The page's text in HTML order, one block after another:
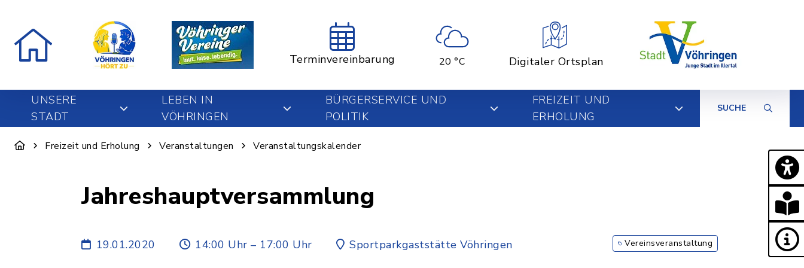
Terminvereinbarung 20 °C Digitaler Ortsplan
UNSERE
STADT
LEBEN IN
VÖHRINGEN
BÜRGERSERVICE UND
POLITIK
FREIZEIT UND
ERHOLUNG
SUCHE
Freizeit und Erholung Veranstaltungen Veranstaltungskalender
Jahreshauptversammlung
19.01.2020 14:00 Uhr – 17:00 Uhr Sportparkgaststätte Vöhringen Vereinsveranstaltung